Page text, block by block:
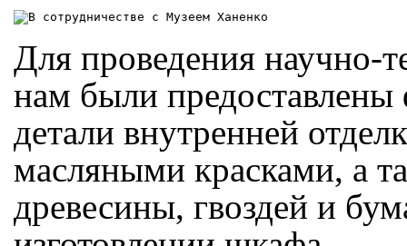
Для проведения научно-
нам были
детали внутренней
масляными красками, а
древесины, гвоздей и